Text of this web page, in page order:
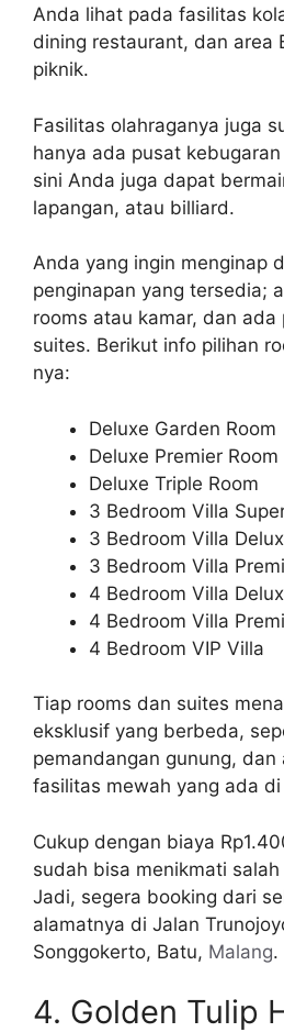
Anda lihat pada fasilitas
dining restaurant, dan area
piknik.
Fasilitas olahraganya juga
hanya ada pusat
sini Anda juga dapat
lapangan, atau billiard.
Anda yang ingin menginap
penginapan yang tersedia;
rooms atau kamar, dan ada
suites. Berikut info pilihan
nya:
Deluxe Garden Room
Deluxe Premier Room
Deluxe Triple Room
3 Bedroom Villa
3 Bedroom Villa
3 Bedroom Villa
4 Bedroom Villa
4 Bedroom Villa
4 Bedroom VIP Villa
Tiap rooms dan suites
eksklusif yang berbeda,
pemandangan gunung, dan
fasilitas mewah yang ada
Cukup dengan biaya
sudah bisa menikmati
Jadi, segera booking dari
alamatnya di Jalan
Songgokerto, Batu, Malang.
4. Golden Tulip